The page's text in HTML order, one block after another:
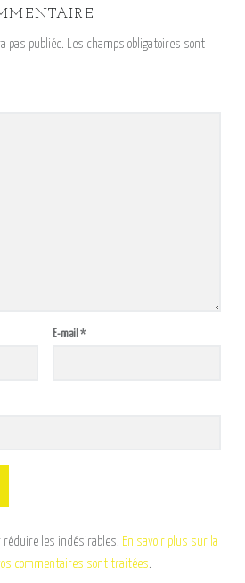
pas publiée. Les champs obligatoires sont
E-mail *
les indésirables. En savoir plus sur la
commentaires sont traitées